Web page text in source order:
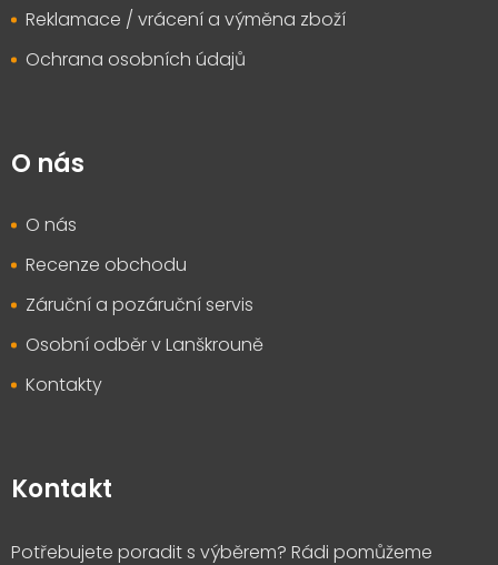
Reklamace / vrácení a výměna zboží
Ochrana osobních údajů
O nás
O nás
Recenze obchodu
Záruční a pozáruční servis
Osobní odběr v Lanškrouně
Kontakty
Kontakt